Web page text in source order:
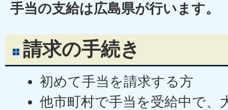
手当の支給は広島県が行います。
請求の手続き
初めて手当を請求する方
他市町村で手当を受給中で、